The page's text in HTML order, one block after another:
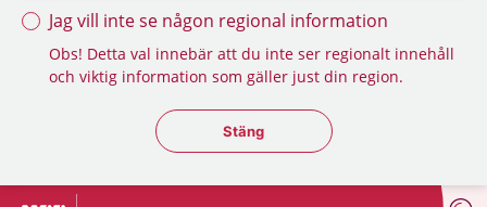
Jag vill inte se någon regional information
Obs! Detta val innebär att du inte ser regionalt innehåll
och viktig information som gäller just din region.
Stäng regionsväljaren
Stäng